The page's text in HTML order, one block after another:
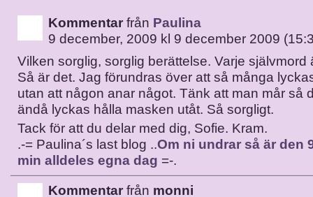
Kommentar från Paulina
9 december, 2009 kl 9 december 2009
Vilken sorglig, sorglig berättelse. Varje självmord
Så är det. Jag förundras över att så många
utan att någon anar något. Tänk att man mår så
ändå lyckas hålla masken utåt. Så sorgligt.
Tack för att du delar med dig, Sofie. Kram.
.-= Paulina´s last blog ..Om ni undrar så är den
min alldeles egna dag =-.
Kommentar från monni